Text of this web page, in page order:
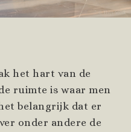
het hart van de
ruimte is waar men
belangrijk dat er
onder andere de